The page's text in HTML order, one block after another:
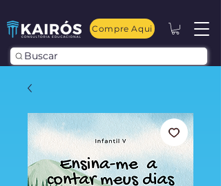
Compre Aqui
Buscar